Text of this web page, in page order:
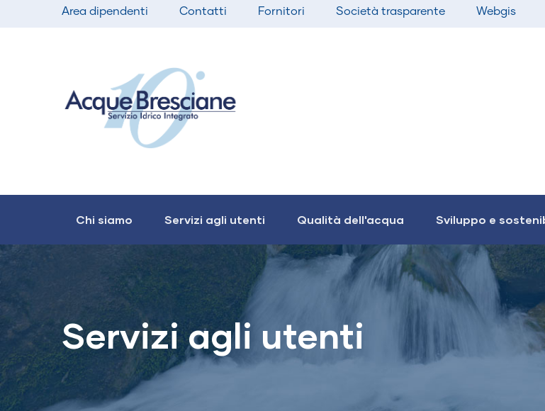
Top
Area dipendenti Contatti Fornitori Società trasparente Webgis
navigation
Chi siamo Servizi agli utenti Qualità dell'acqua Sviluppo e
Servizi agli utenti